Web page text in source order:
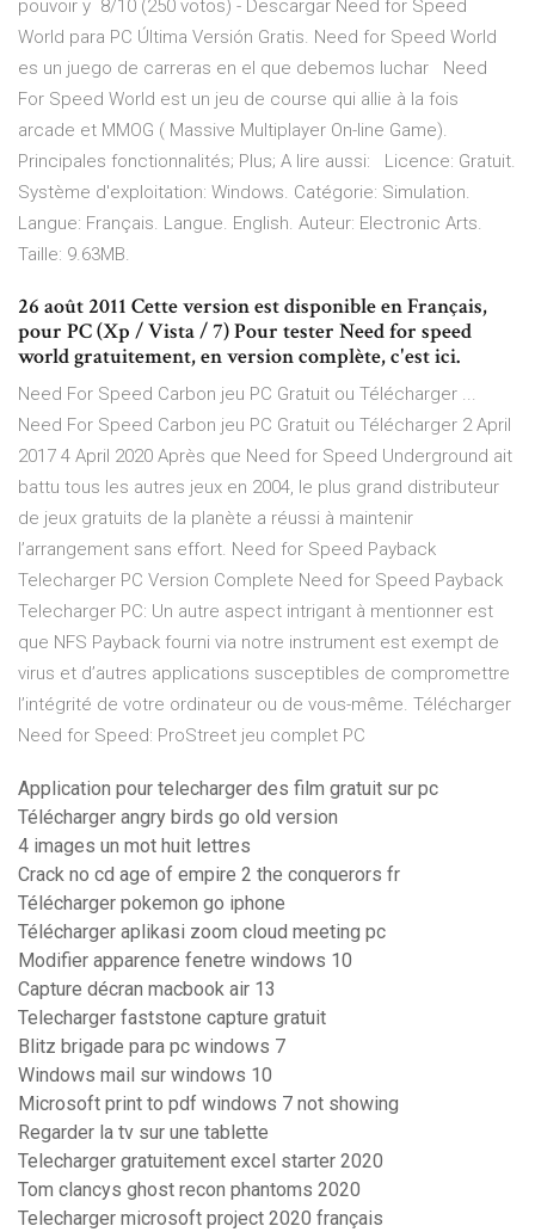
pouvoir y 8/10 (250 votos) - Descargar Need for Speed
World para PC Última Versión Gratis. Need for Speed World
es un juego de carreras en el que debemos luchar Need
For Speed World est un jeu de course qui allie à la fois
arcade et MMOG ( Massive Multiplayer On-line Game).
Principales fonctionnalités; Plus; A lire aussi: Licence: Gratuit.
Système d'exploitation: Windows. Catégorie: Simulation.
Langue: Français. Langue. English. Auteur: Electronic Arts.
Taille: 9.63MB.
26 août 2011 Cette version est disponible en Français,
pour PC (Xp / Vista / 7) Pour tester Need for speed
world gratuitement, en version complète, c'est ici.
Need For Speed Carbon jeu PC Gratuit ou Télécharger ...
Need For Speed Carbon jeu PC Gratuit ou Télécharger 2 April
2017 4 April 2020 Après que Need for Speed Underground ait
battu tous les autres jeux en 2004, le plus grand distributeur
de jeux gratuits de la planète a réussi à maintenir
l’arrangement sans effort. Need for Speed Payback
Telecharger PC Version Complete Need for Speed Payback
Telecharger PC: Un autre aspect intrigant à mentionner est
que NFS Payback fourni via notre instrument est exempt de
virus et d’autres applications susceptibles de compromettre
l’intégrité de votre ordinateur ou de vous-même. Télécharger
Need for Speed: ProStreet jeu complet PC
Application pour telecharger des film gratuit sur pc
Télécharger angry birds go old version
4 images un mot huit lettres
Crack no cd age of empire 2 the conquerors fr
Télécharger pokemon go iphone
Télécharger aplikasi zoom cloud meeting pc
Modifier apparence fenetre windows 10
Capture décran macbook air 13
Telecharger faststone capture gratuit
Blitz brigade para pc windows 7
Windows mail sur windows 10
Microsoft print to pdf windows 7 not showing
Regarder la tv sur une tablette
Telecharger gratuitement excel starter 2020
Tom clancys ghost recon phantoms 2020
Telecharger microsoft project 2020 français